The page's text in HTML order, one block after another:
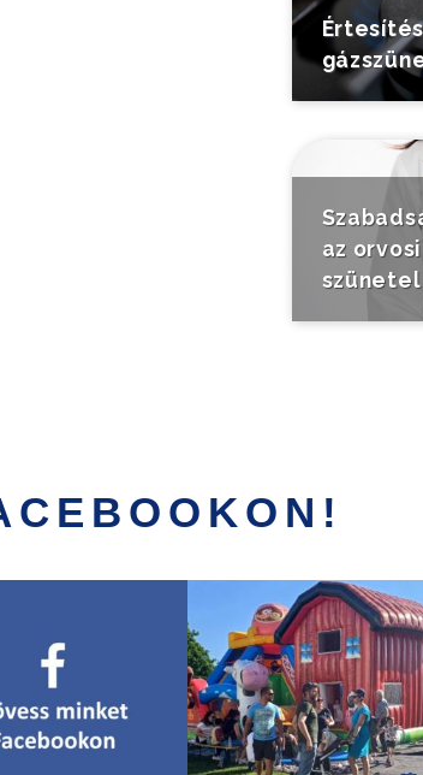
Értesítés
az
szünetel